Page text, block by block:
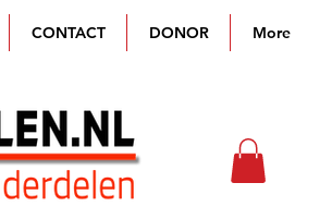
CONTACT DONOR More